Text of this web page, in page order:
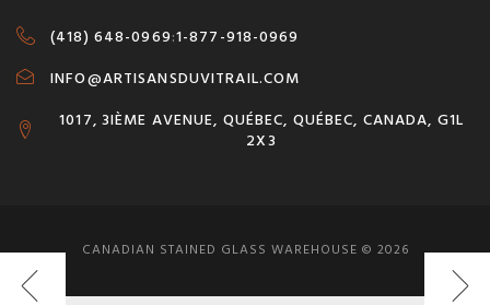
(418) 648-0969:1-877-918-0969
INFO@ARTISANSDUVITRAIL.COM
1017, 3IÈME AVENUE, QUÉBEC, QUÉBEC, CANADA, G1L
2X3
CANADIAN STAINED GLASS WAREHOUSE © 2026